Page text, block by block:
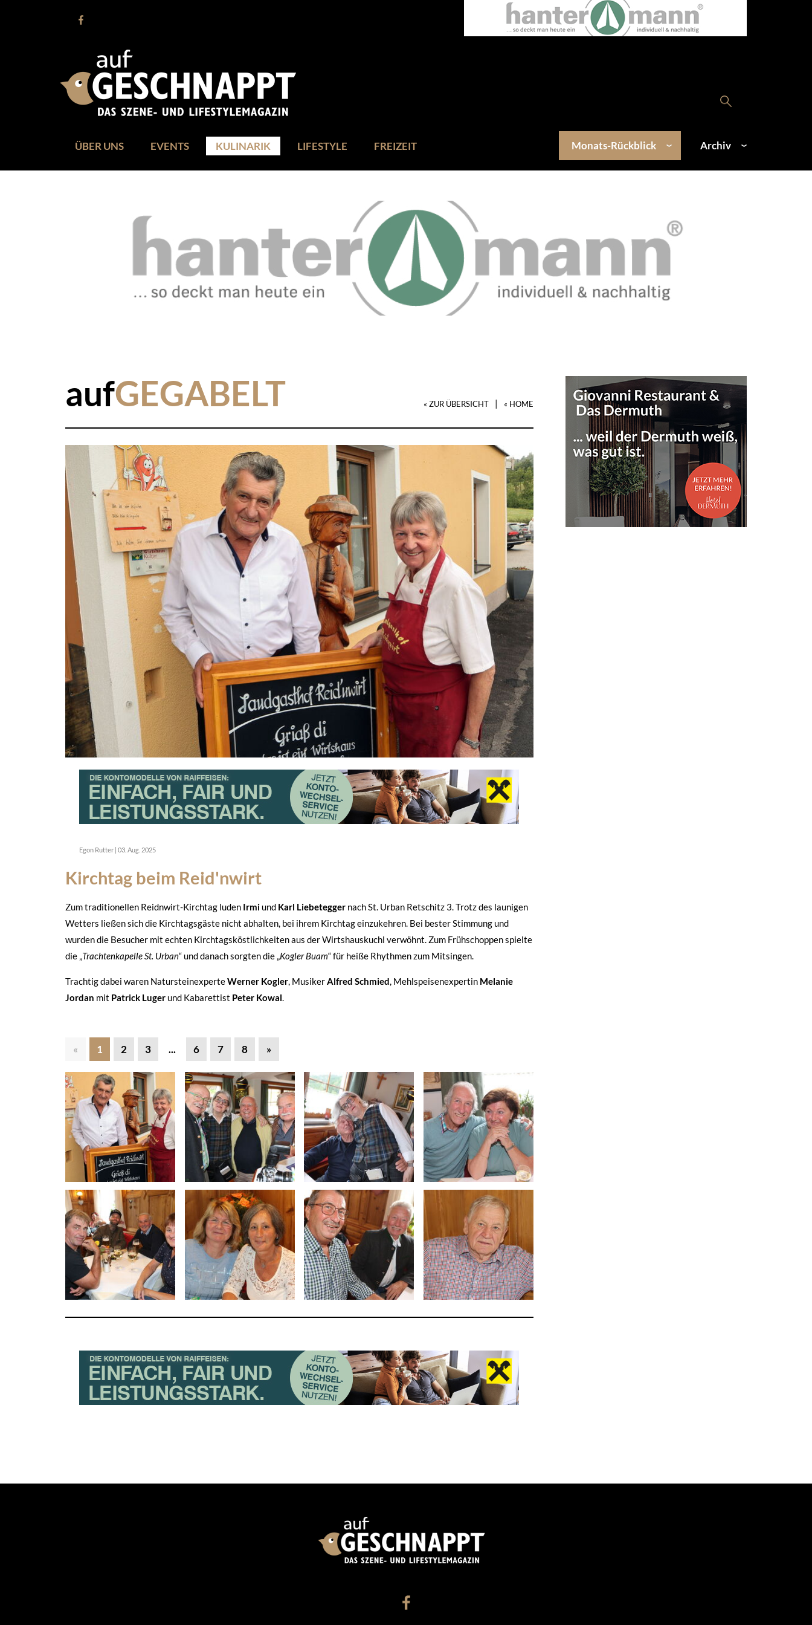
ÜBER UNS EVENTS KULINARIK LIFESTYLE FREIZEIT Monats-Rückblick Archiv
aufGEGABELT « ZUR ÜBERSICHT | « HOME
Egon Rutter 03. Aug. 2025
Kirchtag beim Reid'nwirt
Zum traditionellen Reidnwirt-Kirchtag luden Irmi und Karl Liebetegger nach St. Urban Retschitz 3. Trotz des launigen
Wetters ließen sich die Kirchtagsgäste nicht abhalten, bei ihrem Kirchtag einzukehren. Bei bester Stimmung und
wurden die Besucher mit echten Kirchtagsköstlichkeiten aus der Wirtshauskuchl verwöhnt. Zum Frühschoppen spielte
die „Trachtenkapelle St. Urban“ und danach sorgten die „Kogler Buam“ für heiße Rhythmen zum Mitsingen.
Trachtig dabei waren NatursteinexperteWerner Kogler, MusikerAlfred Schmied, Mehlspeisenexpertin Melanie
Jordan mit Patrick Luger und Kabarettist Peter Kowal.
« 1 2 3 ... 6 7 8 »